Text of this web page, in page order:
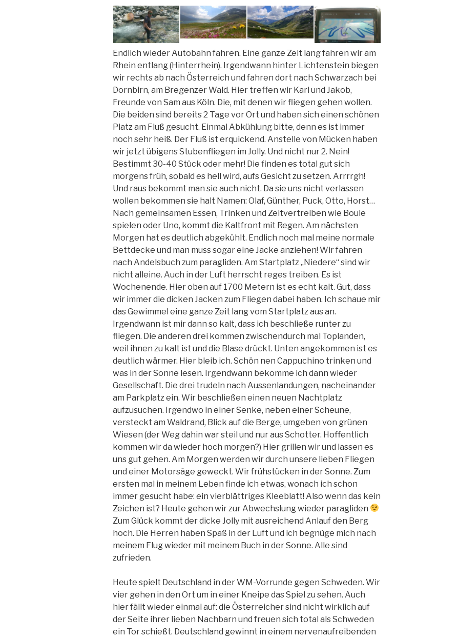
Endlich wieder Autobahn fahren. Eine ganze Zeit lang fahren wir am
Rhein entlang (Hinterrhein). Irgendwann hinter Lichtenstein biegen
wir rechts ab nach Österreich und fahren dort nach Schwarzach bei
Dornbirn, am Bregenzer Wald. Hier treffen wir Karl und Jakob,
Freunde von Sam aus Köln. Die, mit denen wir fliegen gehen wollen.
Die beiden sind bereits 2 Tage vor Ort und haben sich einen schönen
Platz am Fluß gesucht. Einmal Abkühlung bitte, denn es ist immer
noch sehr heiß. Der Fluß ist erquickend. Anstelle von Mücken haben
wir jetzt übigens Stubenfliegen im Jolly. Und nicht nur 2. Nein!
Bestimmt 30-40 Stück oder mehr! Die finden es total gut sich
morgens früh, sobald es hell wird, aufs Gesicht zu setzen. Arrrrgh!
Und raus bekommt man sie auch nicht. Da sie uns nicht verlassen
wollen bekommen sie halt Namen: Olaf, Günther, Puck, Otto, Horst…
Nach gemeinsamen Essen, Trinken und Zeitvertreiben wie Boule
spielen oder Uno, kommt die Kaltfront mit Regen. Am nächsten
Morgen hat es deutlich abgekühlt. Endlich noch mal meine normale
Bettdecke und man muss sogar eine Jacke anziehen! Wir fahren
nach Andelsbuch zum paragliden. Am Startplatz „Niedere“ sind wir
nicht alleine. Auch in der Luft herrscht reges treiben. Es ist
Wochenende. Hier oben auf 1700 Metern ist es echt kalt. Gut, dass
wir immer die dicken Jacken zum Fliegen dabei haben. Ich schaue mir
das Gewimmel eine ganze Zeit lang vom Startplatz aus an.
Irgendwann ist mir dann so kalt, dass ich beschließe runter zu
fliegen. Die anderen drei kommen zwischendurch mal Toplanden,
weil ihnen zu kalt ist und die Blase drückt. Unten angekommen ist es
deutlich wärmer. Hier bleib ich. Schön nen Cappuchino trinken und
was in der Sonne lesen. Irgendwann bekomme ich dann wieder
Gesellschaft. Die drei trudeln nach Aussenlandungen, nacheinander
am Parkplatz ein. Wir beschließen einen neuen Nachtplatz
aufzusuchen. Irgendwo in einer Senke, neben einer Scheune,
versteckt am Waldrand, Blick auf die Berge, umgeben von grünen
Wiesen (der Weg dahin war steil und nur aus Schotter. Hoffentlich
kommen wir da wieder hoch morgen?) Hier grillen wir und lassen es
uns gut gehen. Am Morgen werden wir durch unsere lieben Fliegen
und einer Motorsäge geweckt. Wir frühstücken in der Sonne. Zum
ersten mal in meinem Leben finde ich etwas, wonach ich schon
immer gesucht habe: ein vierblättriges Kleeblatt! Also wenn das kein
Zeichen ist? Heute gehen wir zur Abwechslung wieder paragliden
Zum Glück kommt der dicke Jolly mit ausreichend Anlauf den Berg
hoch. Die Herren haben Spaß in der Luft und ich begnüge mich nach
meinem Flug wieder mit meinem Buch in der Sonne. Alle sind
zufrieden.
Heute spielt Deutschland in der WM-Vorrunde gegen Schweden. Wir
vier gehen in den Ort um in einer Kneipe das Spiel zu sehen. Auch
hier fällt wieder einmal auf: die Österreicher sind nicht wirklich auf
der Seite ihrer lieben Nachbarn und freuen sich total als Schweden
ein Tor schießt. Deutschland gewinnt in einem nervenaufreibenden